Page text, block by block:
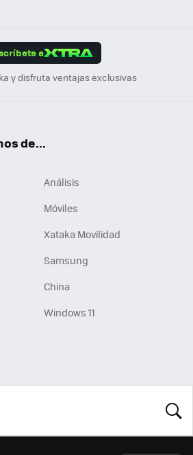
a
y disfruta ventajas exclusivas
de...
Análisis
Móviles
Xataka Movilidad
Samsung
China
Windows 11